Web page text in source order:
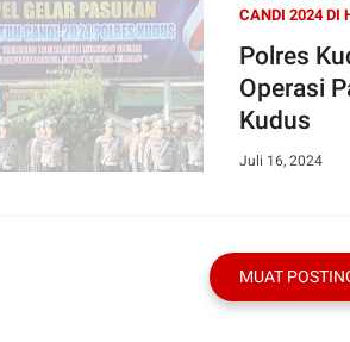
CANDI 2024 DI
Polres
Operasi
Kudus
Juli 16, 2024
MUAT